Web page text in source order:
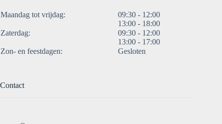
Maandag tot vrijdag:
09:30 - 12:00
13:00 - 18:00
Zaterdag:
09:30 - 12:00
13:00 - 17:00
Zon- en feestdagen:
Gesloten
Contact